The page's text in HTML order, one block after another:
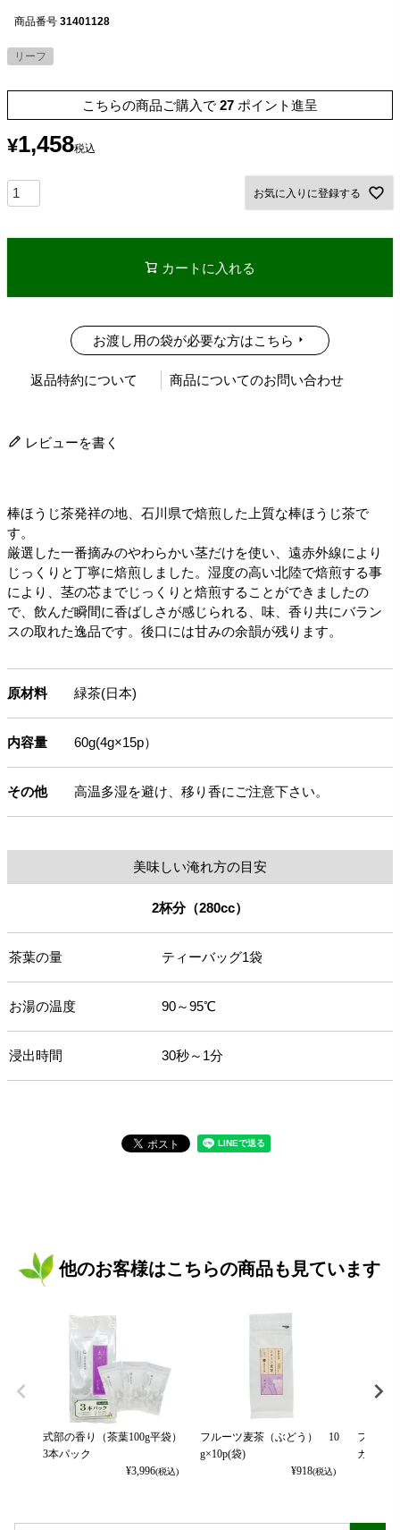
商品番号 31401128
リーフ
こちらの商品ご購入で 27 ポイント進呈
¥1,458税込
お気に入りに登録する
カートに入れる
お渡し用の袋が必要な方はこちら
返品特約について 商品についてのお問い合わせ
レビューを書く
棒ほうじ茶発祥の地、石川県で焙煎した上質な棒ほうじ茶で
す。
厳選した一番摘みのやわらかい茎だけを使い、遠赤外線により
じっくりと丁寧に焙煎しました。湿度の高い北陸で焙煎する事
により、茎の芯までじっくりと焙煎することができましたの
で、飲んだ瞬間に香ばしさが感じられる、味、香り共にバラン
スの取れた逸品です。後口には甘みの余韻が残ります。
原材料 緑茶(日本)
内容量 60g(4g×15p）
その他 高温多湿を避け、移り香にご注意下さい。
美味しい淹れ方の目安
2杯分（280cc）
茶葉の量 ティーバッグ1袋
お湯の温度 90～95℃
浸出時間 30秒～1分
他のお客様はこちらの商品も見ています
式部の香り（茶葉100g平袋）
3本パック
¥3,996(税込)
フルーツ麦茶（ぶどう） 10
g×10p(袋)
¥918(税込)
フルー
カット